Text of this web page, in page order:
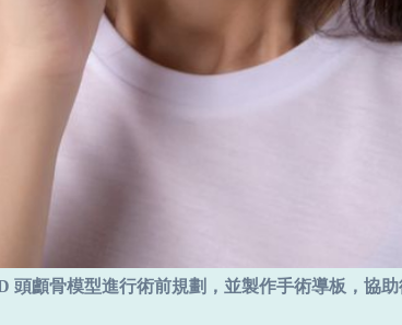
頭顱骨模型進行術前規劃，並製作手術導板，協